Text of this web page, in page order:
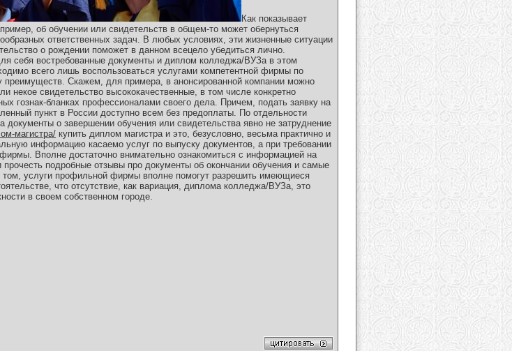
Как показывает
об обучении или свидетельств в общем-то может обернуться
ответственных задач. В любых условиях, эти жизненные ситуации
о рождении поможет в данном всецело убедиться лично.
себя востребованные документы и диплом колледжа/ВУЗа в этом
всего лишь воспользоваться услугами компетентной фирмы по
преимуществ. Скажем, для примера, в анонсированной компании можно
некое свидетельство высококачественные, в том числе конкретно
гознак-бланках профессионалами своего дела. Причем, подать заявку на
пункт в России доступно всем без предоплаты. По отдельности
о завершении обучения или свидетельства явно не затруднение
магистра/ купить диплом магистра и это, безусловно, весьма практично и
информацию касаемо услуг по выпуску документов, а при требовании
Вполне достаточно внимательно ознакомиться с информацией на
прочесть подробные отзывы про документы об окончании обучения и самые
услуги профильной фирмы вполне помогут разрешить имеющиеся
что отсутствие, как вариация, диплома колледжа/ВУЗа, это
в своем собственном городе.